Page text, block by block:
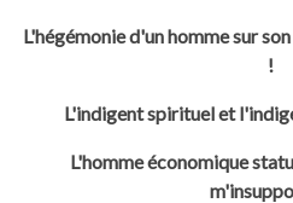
L'hégémonie d'un homme sur
!
L'indigent spirituel et
L'homme économique